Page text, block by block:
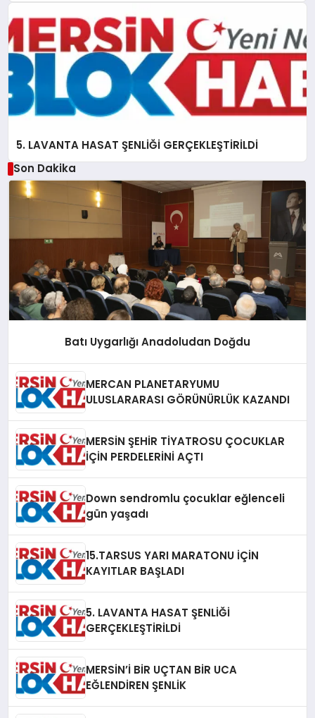
5. LAVANTA HASAT ŞENLİĞİ GERÇEKLEŞTİRİLDİ
Son Dakika
Batı Uygarlığı Anadoludan Doğdu
MERCAN PLANETARYUMU
ULUSLARARASI GÖRÜNÜRLÜK KAZANDI
MERSİN ŞEHİR TİYATROSU ÇOCUKLAR
İÇİN PERDELERİNİ AÇTI
Down sendromlu çocuklar eğlenceli
gün yaşadı
15.TARSUS YARI MARATONU İÇİN
KAYITLAR BAŞLADI
5. LAVANTA HASAT ŞENLİĞİ
GERÇEKLEŞTİRİLDİ
MERSİN’İ BİR UÇTAN BİR UCA
EĞLENDİREN ŞENLİK